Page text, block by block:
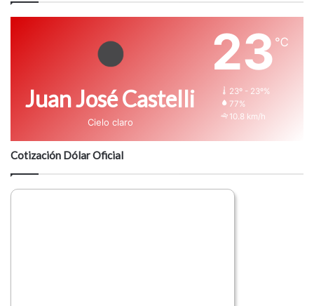
Juan José Castelli
Cielo claro
23℃
23º - 23º%
77%
10.8 km/h
Cotización Dólar Oficial